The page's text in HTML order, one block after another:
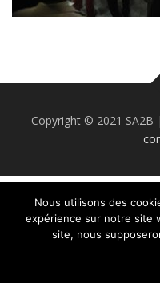
Copyright © 2021 SA2B |
Nous utilisons des
expérience sur notre site
site, nous